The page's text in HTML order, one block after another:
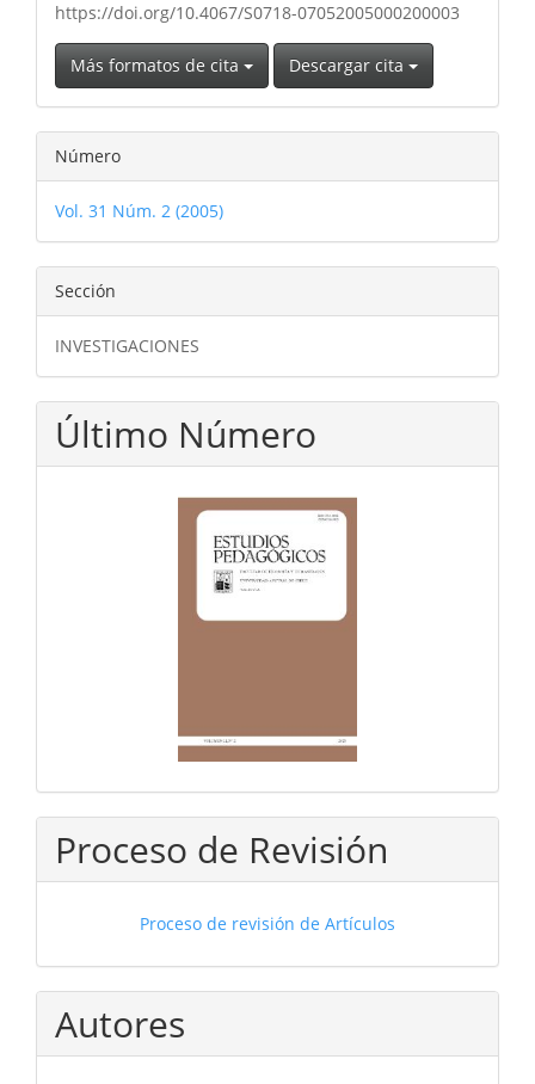
https://doi.org/10.4067/S0718-07052005000200003
Más formatos de cita Descargar cita
Número
Vol. 31 Núm. 2 (2005)
Sección
INVESTIGACIONES
Último Número
Proceso de Revisión
Proceso de revisión de Artículos
Autores